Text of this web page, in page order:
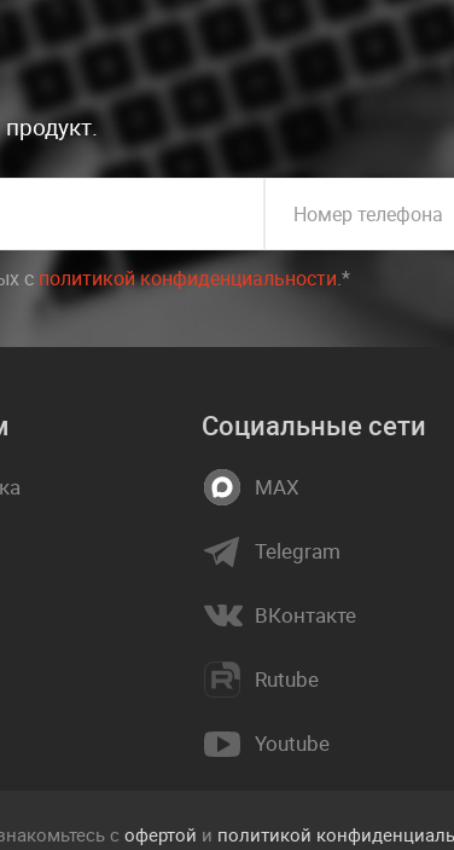
Номер телефона
c политикой конфиденциальности.*
Социальные сети
MAX
Telegram
ВКонтакте
Rutube
Youtube
с офертой и политикой